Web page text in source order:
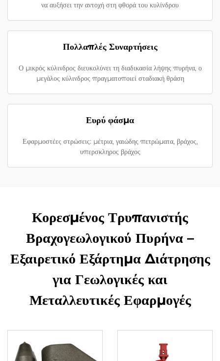
να αυξήσει την αντοχή στη φθορά του κυλίνδρου
Πολλαπλές Συναρτήσεις
Ο μικρός κύλινδρος διευκολύνει τη διαδικασία λήψης πυρήνα, ο
μεγάλος κύλινδρος πραγματοποιεί σταδιακή θράση
Ευρύ φάσμα
Εφαρμοστέες στρώσεις: μέτρια, γαιώδης πετρώματα, βράχος,
υπερσκληρος βράχος
Κορεσμένος Τρυπανιστής
Βραχογεωλογικού Πυρήνα –
Εξαιρετικό Εξάρτημα Διάτρησης
για Γεωλογικές και
Μεταλλευτικές Εφαρμογές